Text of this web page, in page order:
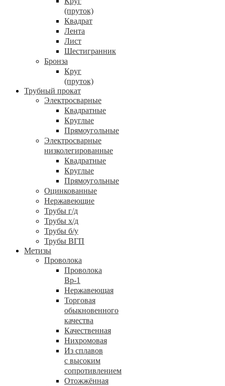
(пруток)
Квадрат
Лента
Лист
Шестигранник
Бронза
Круг
(пруток)
Трубный прокат
Электросварные
Квадратные
Круглые
Прямоугольные
Электросварные
низколегированные
Квадратные
Круглые
Прямоугольные
Оцинкованные
Нержавеющие
Трубы г/д
Трубы х/д
Трубы б/у
Трубы ВГП
Метизы
Проволока
Проволока
Вр-1
Нержавеющая
Торговая
обыкновенного
качества
Качественная
Нихромовая
Из сплавов
с высоким
сопротивлением
Отожжённая